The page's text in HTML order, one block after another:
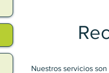
​​Nuestros servicios